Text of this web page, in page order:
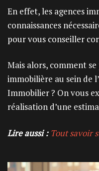
En effet, les agences
connaissances
pour vous conseiller
Mais alors, comment
immobilière au sein de
Immobilier ? On vous
réalisation d’une
Lire aussi : Tout savoir